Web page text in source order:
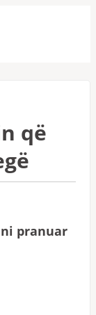
që
pranuar